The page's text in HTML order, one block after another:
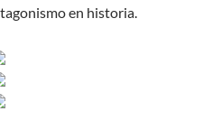
en historia.